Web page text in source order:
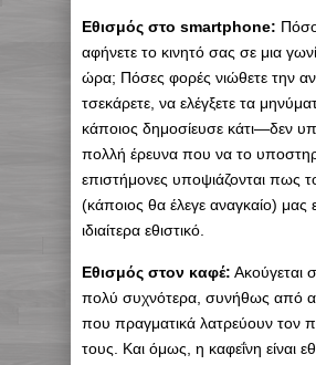
Εθισμός στο smartphone:
αφήνετε το κινητό σας σε μια
ώρα; Πόσες φορές νιώθετε την
τσεκάρετε, να ελέγξετε τα
κάποιος δημοσίευσε κάτι—δεν
πολλή έρευνα που να το
επιστήμονες υποψιάζονται πως
(κάποιος θα έλεγε αναγκαίο) μας
ιδιαίτερα εθιστικό.
Εθισμός στον καφέ: Ακούγεται
πολύ συχνότερα, συνήθως από
που πραγματικά λατρεύουν τον
τους. Και όμως, η καφεΐνη είναι